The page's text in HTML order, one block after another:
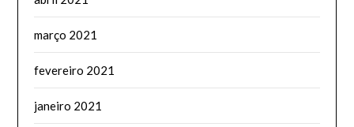
março 2021
fevereiro 2021
janeiro 2021